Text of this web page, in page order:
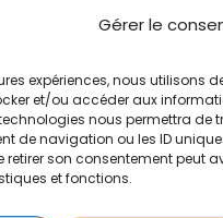
Gérer le
expériences, nous utilisons
et/ou accéder aux
nous permettra de
de navigation ou les ID
retirer son consentement peut
et fonctions.